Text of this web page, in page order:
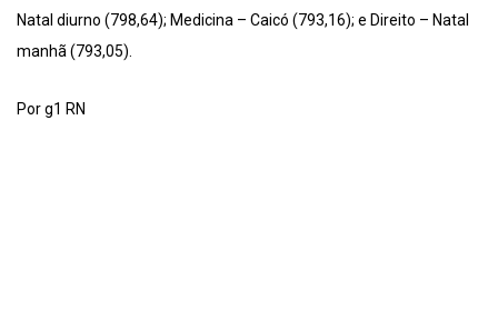
Natal diurno (798,64); Medicina – Caicó (793,16); e Direito – Natal
manhã (793,05).
Por g1 RN